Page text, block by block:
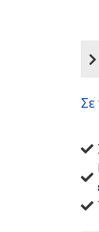
Σε